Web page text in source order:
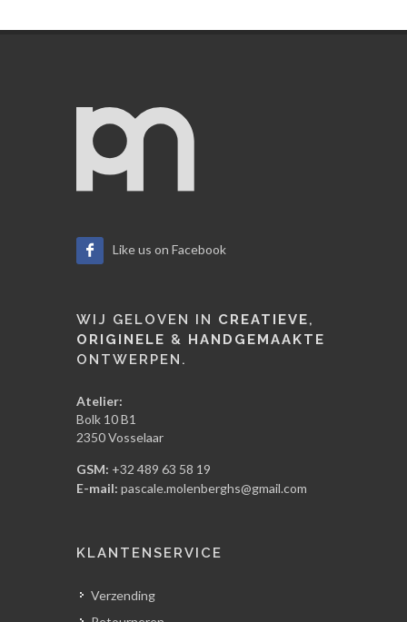
Like us on Facebook
WIJ GELOVEN IN CREATIEVE,
ORIGINELE & HANDGEMAAKTE
ONTWERPEN.
Atelier:
Bolk 10 B1
2350 Vosselaar
GSM: +32 489 63 58 19
E-mail: pascale.molenberghs@gmail.com
KLANTENSERVICE
Verzending